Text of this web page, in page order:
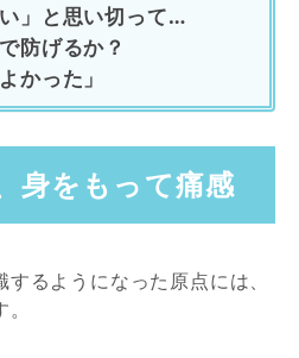
」と思い切って…
防げるか？
かった」
身をもって痛感
るようになった原点には、